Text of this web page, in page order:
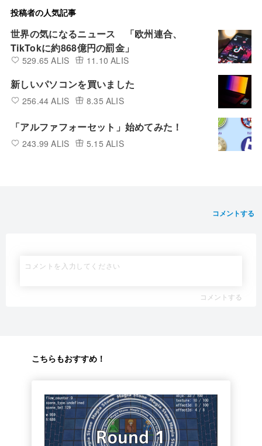
投稿者の人気記事
世界の気になるニュース 「欧州連合、
TikTokに約868億円の罰金」
529.65 ALIS 11.10 ALIS
新しいパソコンを買いました
256.44 ALIS 8.35 ALIS
「アルファフォーセット」始めてみた！
243.99 ALIS 5.15 ALIS
コメントする
コメントする
こちらもおすすめ！